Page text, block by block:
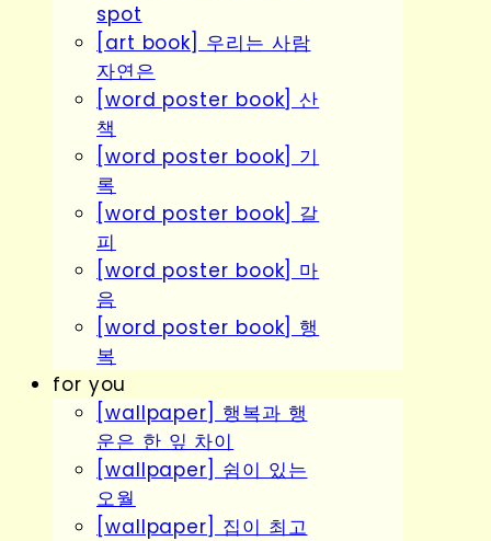
spot
[art book] 우리는 사람
자연은
[word poster book] 산
책
[word poster book] 기
록
[word poster book] 갈
피
[word poster book] 마
음
[word poster book] 행
복
for you
[wallpaper] 행복과 행
운은 한 잎 차이
[wallpaper] 쉼이 있는
오월
[wallpaper] 집이 최고